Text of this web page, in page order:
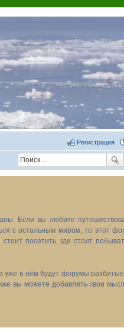
Регистрация
Если вы любите
с остальным миром, то этот
посетить, где стоит
уже в нём будут форумы
вы можете добавлять свои